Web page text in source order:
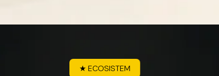
★ ECOSISTEM